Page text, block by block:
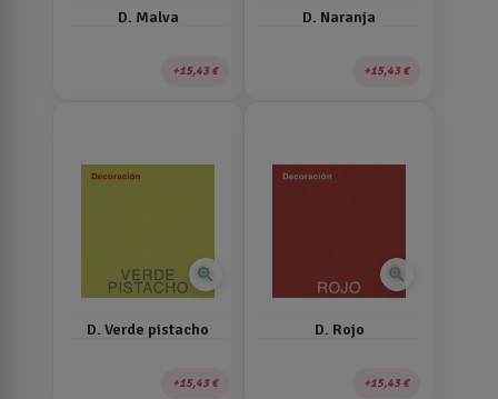
D. Malva
15,43 €
D. Naranja
15,43 €
zoom_in
D. Verde pistacho
15,43 €
zoom_in
D. Rojo
15,43 €